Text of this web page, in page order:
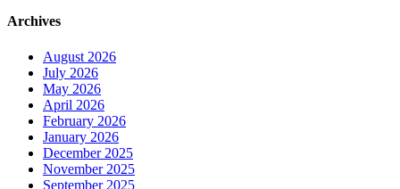
Archives
August 2026
July 2026
May 2026
April 2026
February 2026
January 2026
December 2025
November 2025
September 2025